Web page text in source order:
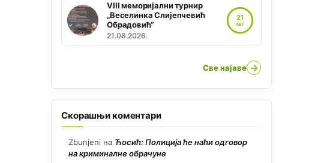
VIII меморијални турнир
„Веселинка Слијепчевић
Обрадовић“
21.08.2026.
21
АВГ
Све најаве →
Скорашњи коментари
Zbunjeni на Ћосић: Полиција ће наћи одговор
на криминалне обрачуне